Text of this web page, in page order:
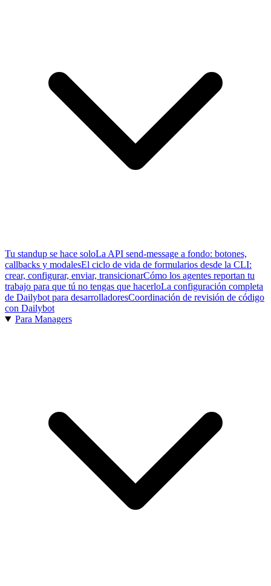
Tu standup se hace soloLa API send-message a fondo: botones,
callbacks y modalesEl ciclo de vida de formularios desde la CLI:
crear, configurar, enviar, transicionarCómo los agentes reportan tu
trabajo para que tú no tengas que hacerloLa configuración completa
de Dailybot para desarrolladoresCoordinación de revisión de código
con Dailybot
Para Managers